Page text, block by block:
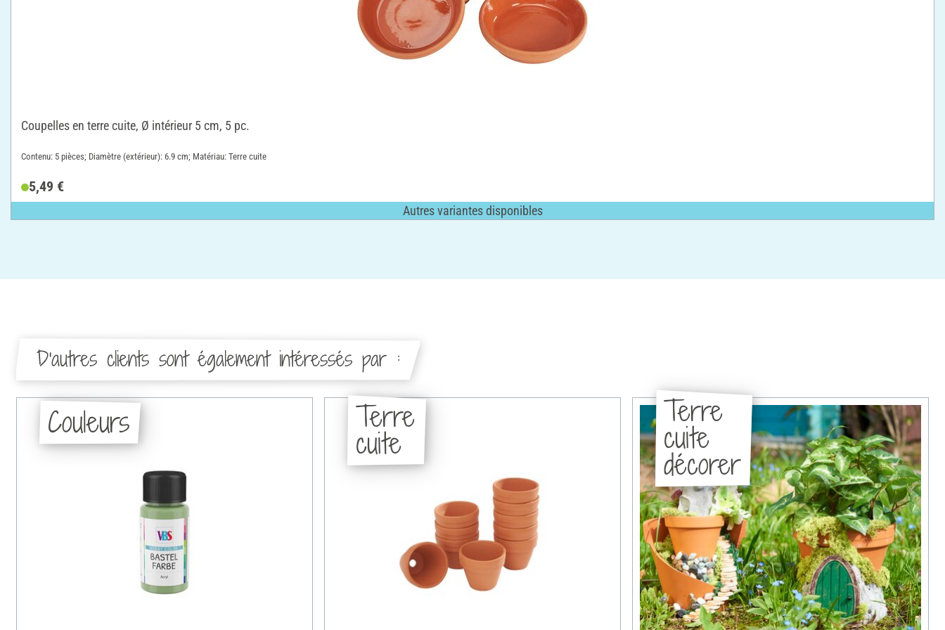
Coupelles en terre cuite, Ø intérieur 5 cm, 5 pc.
Contenu: 5 pièces; Diamètre (extérieur): 6.9 cm; Matériau: Terre cuite
5,49 €
Autres variantes disponibles
D'autres clients sont également intéressés par :
Couleurs Terre
cuite
Terre
cuite
décorer